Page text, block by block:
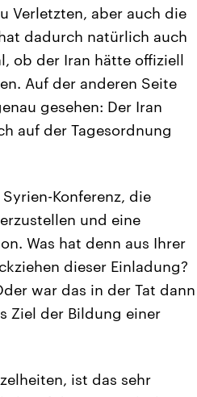
Verletzten, aber auch die
dadurch natürlich auch
ob der Iran hätte offiziell
Auf der anderen Seite
gesehen: Der Iran
auf der Tagesordnung
Konferenz, die
und eine
Was hat denn aus Ihrer
dieser Einladung?
war das in der Tat dann
Ziel der Bildung einer
ist das sehr